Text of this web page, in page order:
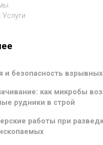
и безопасность
как микробы
рудники в строй
работы при